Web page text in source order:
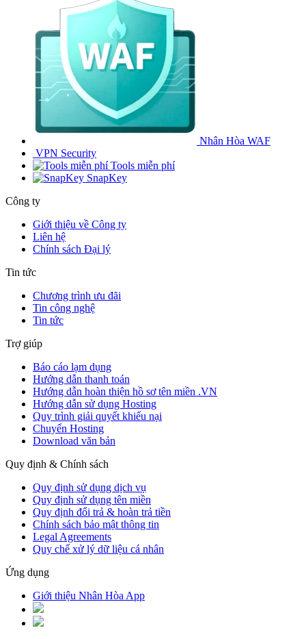
Nhân Hòa WAF
VPN Security
Tools miễn phí
SnapKey
Công ty
Giới thiệu về Công ty
Liên hệ
Chính sách Đại lý
Tin tức
Chương trình ưu đãi
Tin công nghệ
Tin tức
Trợ giúp
Báo cáo lạm dụng
Hướng dẫn thanh toán
Hướng dẫn hoàn thiện hồ sơ tên miền .VN
Hướng dẫn sử dụng Hosting
Quy trình giải quyết khiếu nại
Chuyển Hosting
Download văn bản
Quy định & Chính sách
Quy định sử dụng dịch vụ
Quy định sử dụng tên miền
Quy định đổi trả & hoàn trả tiền
Chính sách bảo mật thông tin
Legal Agreements
Quy chế xử lý dữ liệu cá nhân
Ứng dụng
Giới thiệu Nhân Hòa App